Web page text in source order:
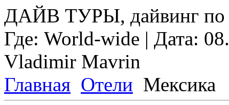
ДАЙВ ТУРЫ, дайвинг по
Где: World-wide | Дата:
Vladimir Mavrin
Главная Отели Мексика